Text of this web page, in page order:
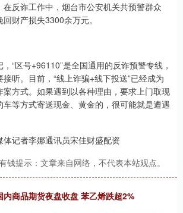
反诈工作中，烟台市公安机关共预警群众
财产损失3300余万元。
“区号+96110”是全国通用的反诈预警专线，
听。目前，“线上诈骗+线下投送”已经成为
案方式。如果遇到以各种理由，要求上门取现
等方式寄送现金、黄金的，很可能就是遭遇
记者李娜通讯员宋佳财盛配资
钱提示：文章来自网络，不代表本站观点。
内商品期货夜盘收盘 苯乙烯跌超2%